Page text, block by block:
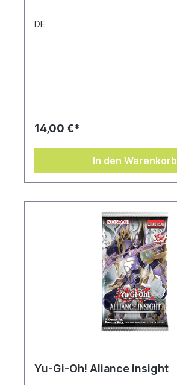
DE
14,00 €*
In den Warenkorb
Yu-Gi-Oh! Aliance insight